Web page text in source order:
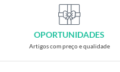
OPORTUNIDADES
Artigos com preço e qualidade